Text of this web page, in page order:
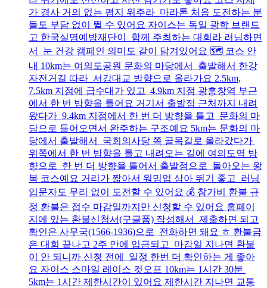
가 경사 거의 없는 평지 위주라 마라톤 처음 도전하는 분
들도 부담 없이 뛸 수 있어요 자이스는 독일 광학 브랜드
고 한국실명예방재단이 함께 주최하는 대회라 러닝하면
서 눈 건강 캠페인 의미도 같이 담겨있어요 🗺️ 코스 안
내 10km는 여의도공원 문화의 마당에서 출발해서 한강
자전거길 따라 서강대교 방향으로 올라가요 2.5km,
7.5km 지점에 급수대가 있고 4.9km 지점 광흥창역 부근
에서 한 번 방향을 틀어요 거기서 출발점 근처까지 내려
왔다가 9.4km 지점에서 한 번 더 방향을 틀고 문화의 마
당으로 들어오면서 완주하는 구조예요 5km는 문화의 마
당에서 출발해서 국회의사당 쪽 골목길로 올라갔다가
위쪽에서 한 번 방향을 틀고 내려오는 길에 여의도역 방
향으로 한 번 더 방향을 틀어서 출발점으로 돌아오는 왕
복 코스예요 거리가 짧아서 워밍업 삼아 뛰기 좋고 러닝
입문자도 무리 없이 도전할 수 있어요 💰 참가비 환불 규
정 환불은 접수 마감일까지만 신청할 수 있어요 홈페이
지에 있는 환불신청서(구글폼) 작성해서 제출하면 되고
확인은 사무국(1566-1936)으로 전화하면 돼요 ㅎ 환불금
은 대회 끝나고 2주 안에 입금되고 마감일 지나면 환불
이 안 되니까 신청 전에 일정 한번 더 확인하는 게 좋아
요 자이스 스마일 레이스 컷오프 10km는 1시간 30분
5km는 1시간 제한시간이 있어요 제한시간 지나면 교통